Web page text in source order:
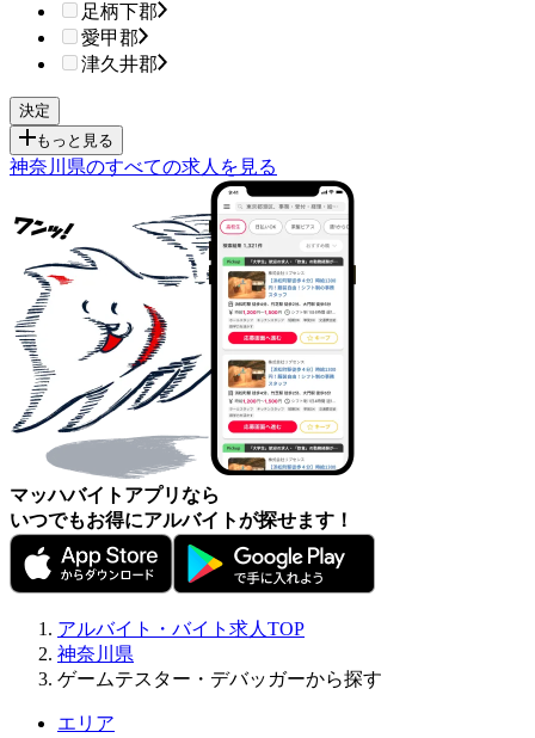
足柄下郡
愛甲郡
津久井郡
もっと見る
神奈川県のすべての求人を見る
マッハバイトアプリなら
いつでもお得にアルバイトが探せます！
アルバイト・バイト求人TOP
神奈川県
ゲームテスター・デバッガーから探す
エリア